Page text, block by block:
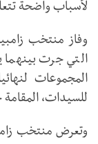
لأسباب واضحة
التي جرت
للسيدات، المقامة
وتعرض منتخب